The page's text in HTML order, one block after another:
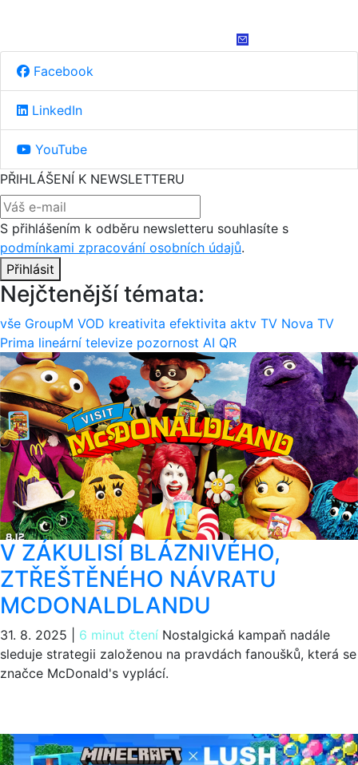
Facebook
LinkedIn
YouTube
PŘIHLÁŠENÍ K NEWSLETTERU
S přihlášením k odběru newsletteru souhlasíte s
podmínkami zpracování osobních údajů.
Přihlásit
Nejčtenější témata:
vše GroupM VOD kreativita efektivita aktv TV Nova TV
Prima lineární televize pozornost AI QR
V ZÁKULISÍ BLÁZNIVÉHO,
ZTŘEŠTĚNÉHO NÁVRATU
MCDONALDLANDU
31. 8. 2025 6 minut čtení Nostalgická kampaň nadále
sleduje strategii založenou na pravdách fanoušků, která se
značce McDonald's vyplácí.